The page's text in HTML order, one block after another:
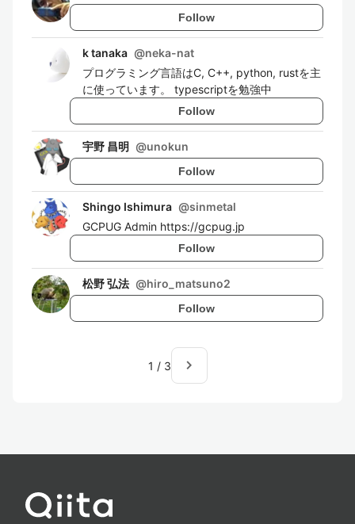
Follow
k tanaka @neka-nat
プログラミング言語はC, C++, python, rustを主
に使っています。 typescriptを勉強中
Follow
宇野 昌明 @unokun
Follow
Shingo Ishimura @sinmetal
GCPUG Admin https://gcpug.jp
Follow
松野 弘法 @hiro_matsuno2
Follow
1 / 3 navigate_next